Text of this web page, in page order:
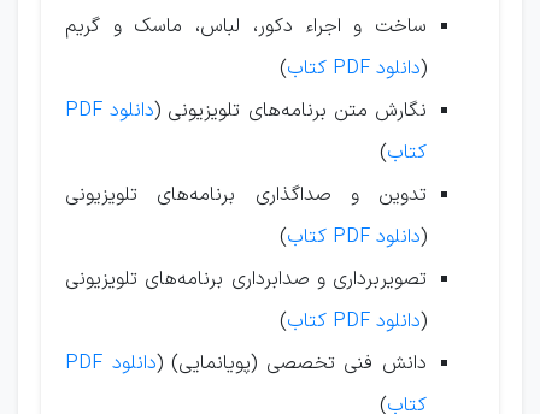
ساخت و اجراء دکور، لباس، ماسک و گریم
(دانلود PDF کتاب
)
نگارش متن برنامه‌های تلویزیونی (
دانلود PDF
کتاب)
تدوین و صداگذاری برنامه‌های تلویزیونی
(دانلود PDF کتاب
)
تصویربرداری و صدابرداری برنامه‌های تلویزیونی
(دانلود PDF کتاب
)
دانش فنی تخصصی (پویانمایی) (
دانلود PDF
کتاب)